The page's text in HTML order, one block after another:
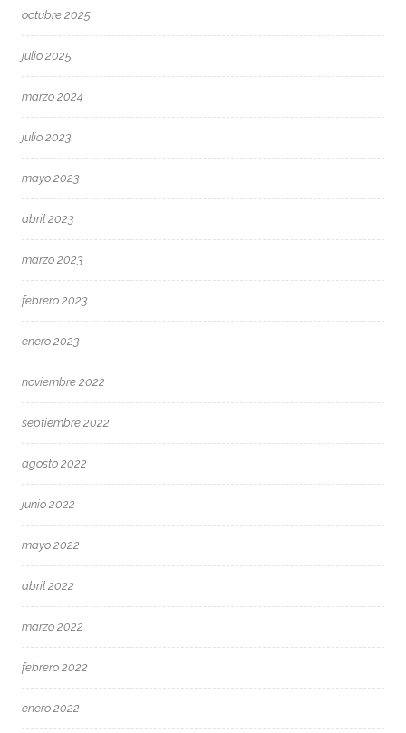
octubre 2025
julio 2025
marzo 2024
julio 2023
mayo 2023
abril 2023
marzo 2023
febrero 2023
enero 2023
noviembre 2022
septiembre 2022
agosto 2022
junio 2022
mayo 2022
abril 2022
marzo 2022
febrero 2022
enero 2022